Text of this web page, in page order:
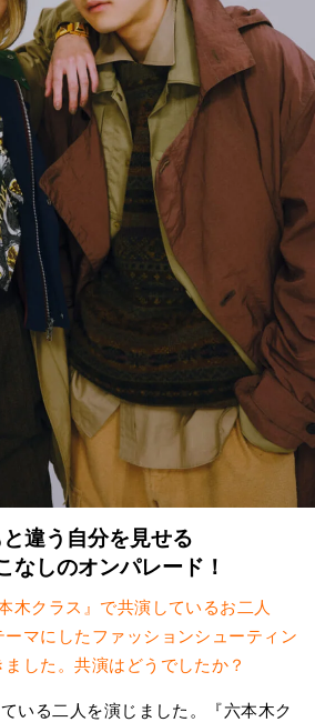
違う自分を見せる
なしのオンパレード！
木クラス』で共演しているお二人
マにしたファッションシューティン
した。共演はどうでしたか？
いる二人を演じました。『六本木ク